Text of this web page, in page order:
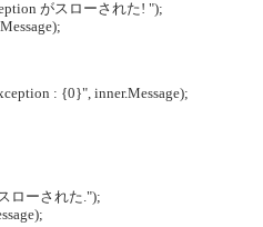
がスローされた! ");
: {0}", inner.Message);
ローされた.");